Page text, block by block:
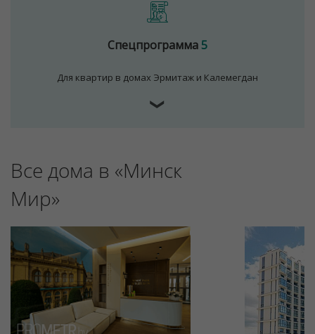
Спецпрограмма5
Для квартир в домах Эрмитаж и Калемегдан
❯
Все дома в «Минск
Мир»
Для обеспечения удобства пользователей сайта
используются cookies
Отклонить